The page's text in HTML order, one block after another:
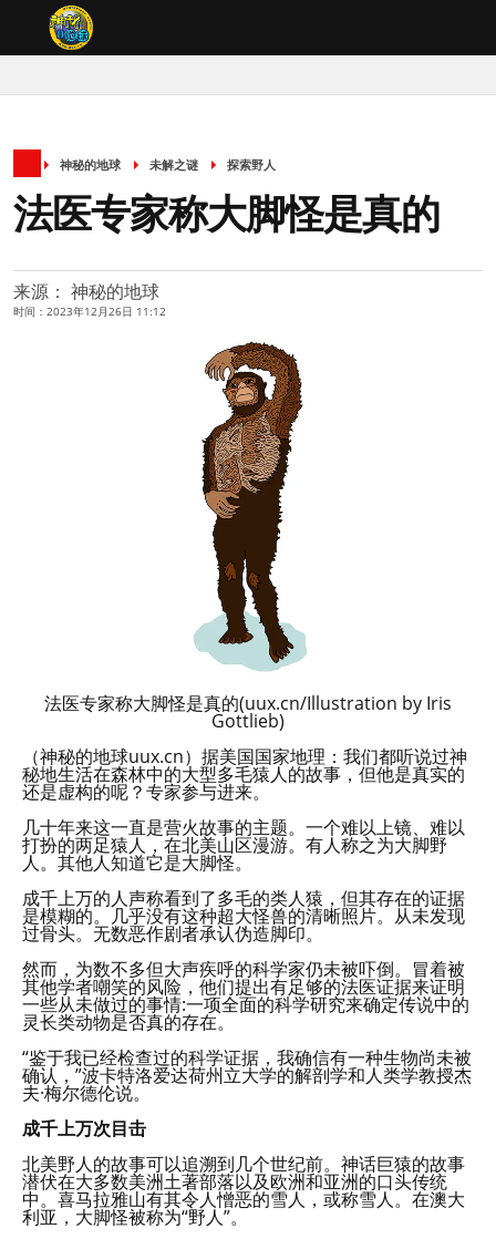
神秘的地球 未解之谜 探索野人
法医专家称大脚怪是真的
来源： 神秘的地球
时间：2023年12月26日 11:12
法医专家称大脚怪是真的(uux.cn/Illustration by Iris
Gottlieb)
（神秘的地球uux.cn）据美国国家地理：我们都听说过神
秘地生活在森林中的大型多毛猿人的故事，但他是真实的
还是虚构的呢？专家参与进来。
几十年来这一直是营火故事的主题。一个难以上镜、难以
打扮的两足猿人，在北美山区漫游。有人称之为大脚野
人。其他人知道它是大脚怪。
成千上万的人声称看到了多毛的类人猿，但其存在的证据
是模糊的。几乎没有这种超大怪兽的清晰照片。从未发现
过骨头。无数恶作剧者承认伪造脚印。
然而，为数不多但大声疾呼的科学家仍未被吓倒。冒着被
其他学者嘲笑的风险，他们提出有足够的法医证据来证明
一些从未做过的事情:一项全面的科学研究来确定传说中的
灵长类动物是否真的存在。
“鉴于我已经检查过的科学证据，我确信有一种生物尚未被
确认，”波卡特洛爱达荷州立大学的解剖学和人类学教授杰
夫·梅尔德伦说。
成千上万次目击
北美野人的故事可以追溯到几个世纪前。神话巨猿的故事
潜伏在大多数美洲土著部落以及欧洲和亚洲的口头传统
中。喜马拉雅山有其令人憎恶的雪人，或称雪人。在澳大
利亚，大脚怪被称为“野人”。